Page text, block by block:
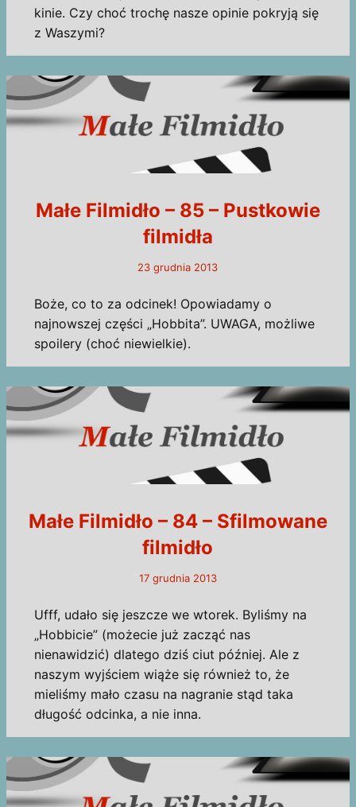
kinie. Czy choć trochę nasze opinie pokryją się
z Waszymi?
Małe Filmidło – 85 – Pustkowie
filmidła
23 grudnia 2013
Boże, co to za odcinek! Opowiadamy o
najnowszej części „Hobbita”. UWAGA, możliwe
spoilery (choć niewielkie).
Małe Filmidło – 84 – Sfilmowane
filmidło
17 grudnia 2013
Ufff, udało się jeszcze we wtorek. Byliśmy na
„Hobbicie” (możecie już zacząć nas
nienawidzić) dlatego dziś ciut później. Ale z
naszym wyjściem wiąże się również to, że
mieliśmy mało czasu na nagranie stąd taka
długość odcinka, a nie inna.